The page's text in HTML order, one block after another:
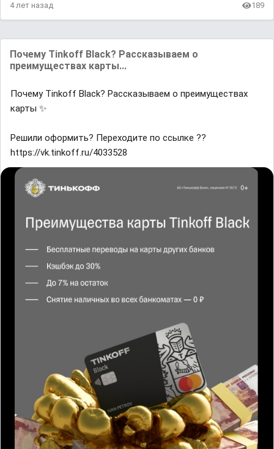
4 лет назад 189
Почему Tinkoff Black? Рассказываем о
преимуществах карты...
Почему Tinkoff Black? Рассказываем о преимуществах
карты ✨
Решили оформить? Переходите по ссылке ??
https://vk.tinkoff.ru/4033528